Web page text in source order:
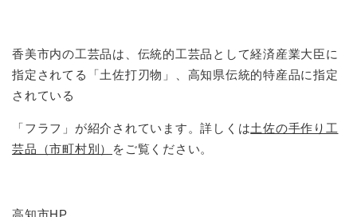
香美市内の工芸品は、伝統的工芸品として経済産業大臣に
指定されてる「土佐打刃物」、高知県伝統的特産品に指定
されている
「フラフ」が紹介されています。詳しくは土佐の手作り工
芸品（市町村別）
をご覧ください。
高知市HP